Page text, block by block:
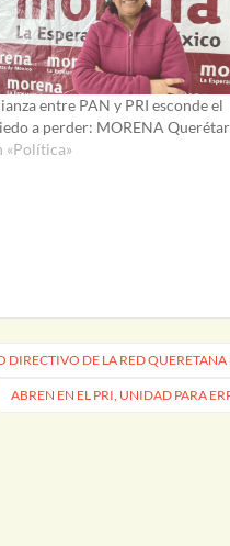
entre PAN y PRI esconde el
a perder: MORENA
«Política»
DIRECTIVO DE LA RED
ABREN EN EL PRI, UNIDAD PARA